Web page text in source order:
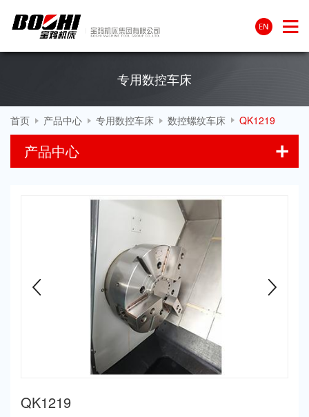
专用数控车床
首页 产品中心 专用数控车床 数控螺纹车床 QK1219
产品中心
QK1219